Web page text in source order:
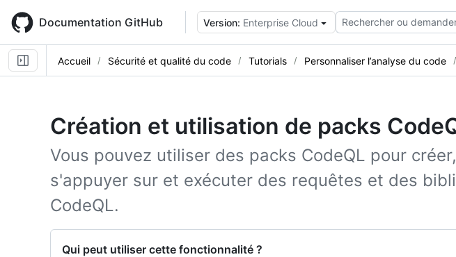
main
content
Documentation GitHub Version: Enterprise Cloud Rechercher ou
Accueil Sécurité et qualité du code Tutorials Personnaliser l’analyse du code
Création et utilisation de packs
Vous pouvez utiliser des packs CodeQL pour
s'appuyer sur et exécuter des requêtes et des
CodeQL.
Qui peut utiliser cette fonctionnalité ?